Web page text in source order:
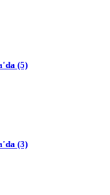
(5)
(3)